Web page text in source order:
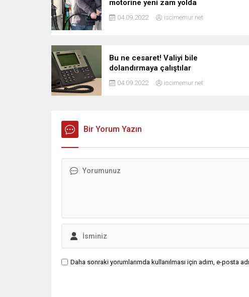
motorine yeni zam yolda
04.09.2022 iscimemur.net
Bu ne cesaret! Valiyi bile
dolandırmaya çalıştılar
04.09.2022 iscimemur.net
Bir Yorum Yazın
Daha sonraki yorumlarımda kullanılması için adım, e-posta